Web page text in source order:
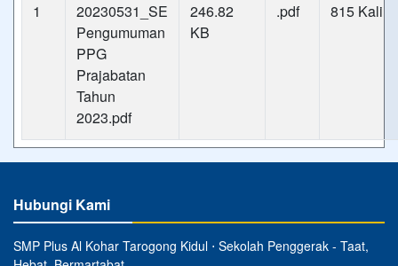
1
20230531_SE
Pengumuman
PPG
Prajabatan
Tahun
2023.pdf
246.82
KB
.pdf 815 Kali
Hubungi Kami
SMP Plus Al Kohar Tarogong Kidul ⋅ Sekolah Penggerak - Taat,